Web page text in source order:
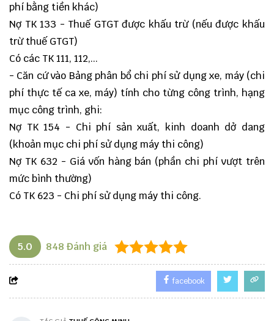
phí bằng tiền khác)
Nợ TK 133 - Thuế GTGT được khấu trừ (nếu được khấu
trừ thuế GTGT)
Có các TK 111, 112,...
- Căn cứ vào Bảng phân bổ chi phí sử dụng xe, máy (chi
phí thực tế ca xe, máy) tính cho từng công trình, hạng
mục công trình, ghi:
Nợ TK 154 - Chi phí sản xuất, kinh doanh dở dang
(khoản mục chi phí sử dụng máy thi công)
Nợ TK 632 - Giá vốn hàng bán (phần chi phí vượt trên
mức bình thường)
Có TK 623 - Chi phí sử dụng máy thi công.
5.0 848 Đánh giá
facebook